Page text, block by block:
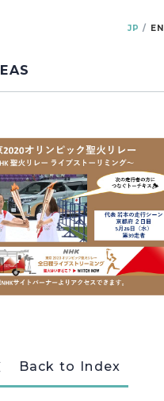
JP EN
Pipeline Resilience Lab.
Products&Service
Back to Index